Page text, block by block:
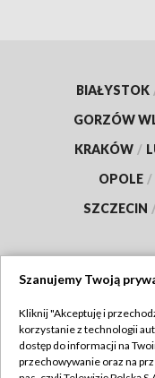
BIAŁYSTOK
GORZÓW
KRAKÓW /
OPOLE /
SZCZECIN
Abonament TVP
Szanujemy Twoją
Kliknij "Akceptuję i
korzystanie z technologii
dostęp do informacji na
przechowywanie oraz na